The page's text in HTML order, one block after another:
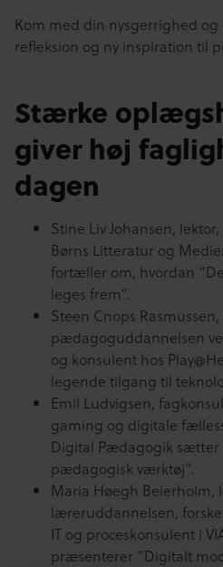
Kom med din nysgerrighed
refleksion og ny inspiration til
Stærke
giver høj
dagen
Stine Liv Johansen,
Børns Litteratur og
fortæller om, hvordan
leges frem”.
Steen Cnops
pædagoguddannelsen
og konsulent hos
legende tilgang til
Emil Ludvigsen,
gaming og digitale
Digital Pædagogik sætter
pædagogisk værktøj”.
Maria Høegh Beierholm,
læreruddannelsen,
IT og proceskonsulent i
præsenterer ”Digitalt